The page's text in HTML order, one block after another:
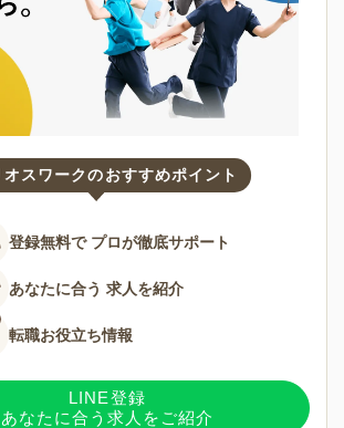
オスワークのおすすめポイント
登録無料で プロが徹底サポート
あなたに合う 求人を紹介
転職お役立ち情報
LINE登録
あなたに合う求人をご紹介